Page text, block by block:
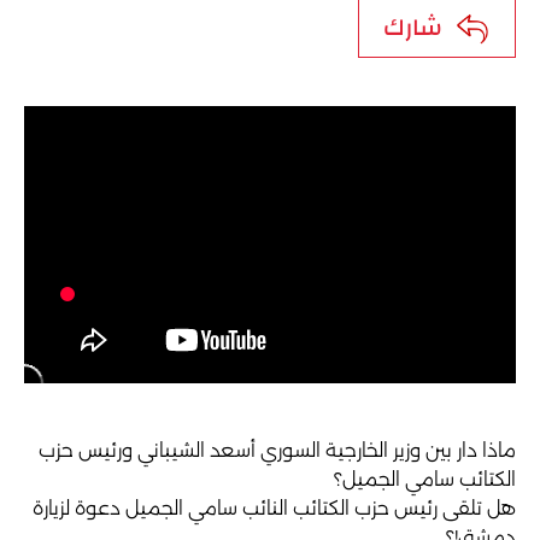
شارك
ماذا دار بين وزير الخارجية السوري أسعد الشيباني ورئيس حزب
الكتائب سامي الجميل؟
هل تلقى رئيس حزب الكتائب النائب سامي الجميل دعوة لزيارة